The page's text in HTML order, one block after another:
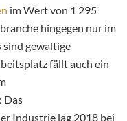
im Wert von 1 295
hingegen nur im
gewaltige
fällt auch ein
Das
Industrie lag 2018 bei